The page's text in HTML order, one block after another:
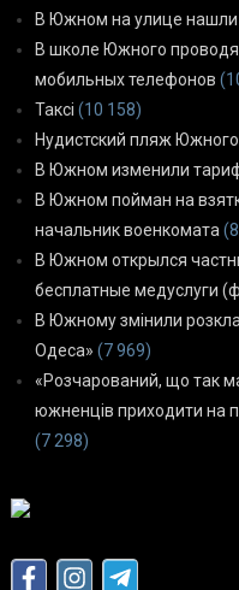
В Южном на улице нашли
В школе Южного
мобильных телефонов
Таксі (10 158)
Нудистский пляж
В Южном изменили
В Южном пойман на
начальник военкомата
В Южном открылся
бесплатные медуслуги
В Южному змінили
Одеса» (7 969)
«Розчарований, що так
южненців приходити на
(7 298)